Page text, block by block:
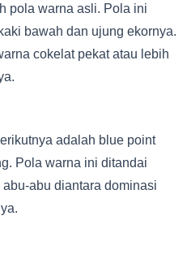
pola warna asli. Pola ini
bawah dan ujung ekornya.
cokelat pekat atau lebih
adalah blue point
Pola warna ini ditandai
abu diantara dominasi